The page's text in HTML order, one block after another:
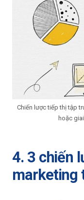
Chiến lược tiếp thị tập
hoặc
4. 3 chiến
marketing